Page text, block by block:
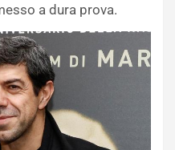
a dura prova.